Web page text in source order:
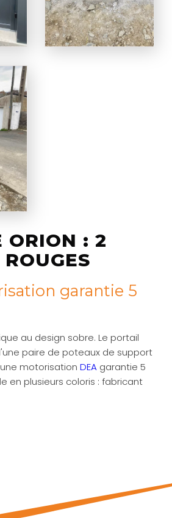
ORION : 2
garantie 5
au design sobre. Le portail
paire de poteaux de support
motorisation DEA garantie 5
en plusieurs coloris : fabricant